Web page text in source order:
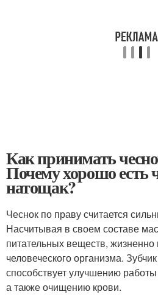
Как принимать
Почему хорошо есть
натощак?
Чеснок по праву считается
Насчитывая в своем составе
питательных веществ,
человеческого организма.
способствует улучшению
а также очищению крови.